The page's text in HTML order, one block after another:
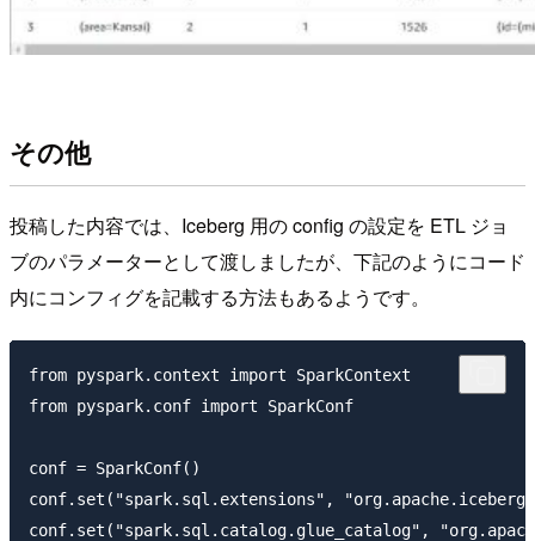
その他
投稿した内容では、Iceberg 用の config の設定を ETL ジョ
ブのパラメーターとして渡しましたが、下記のようにコード
内にコンフィグを記載する方法もあるようです。
from pyspark.context import SparkContext
from pyspark.conf import SparkConf
conf = SparkConf()
conf.set("spark.sql.extensions",
conf.set("spark.sql.catalog.glue_catalog",